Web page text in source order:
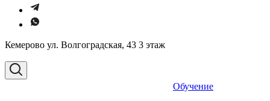
Кемерово ул. Волгоградская, 43 3 этаж
Обучение